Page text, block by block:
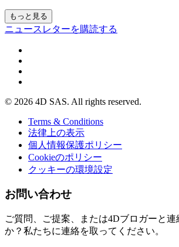
もっと見る
ニュースレターを購読する
© 2026 4D SAS. All rights reserved.
Terms & Conditions
法律上の表示
個人情報保護ポリシー
Cookieのポリシー
クッキーの環境設定
お問い合わせ
ご質問、ご提案、または4Dブロガーと
か？私たちに連絡を取ってください。